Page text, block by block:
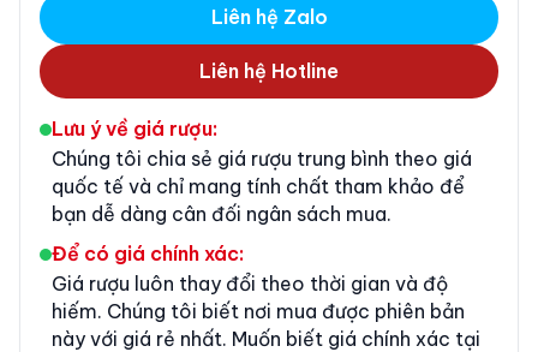
Liên hệ Zalo
Liên hệ Hotline
Lưu ý về giá rượu:
Chúng tôi chia sẻ giá rượu trung bình theo giá
quốc tế và chỉ mang tính chất tham khảo để
bạn dễ dàng cân đối ngân sách mua.
Để có giá chính xác:
Giá rượu luôn thay đổi theo thời gian và độ
hiếm. Chúng tôi biết nơi mua được phiên bản
này với giá rẻ nhất. Muốn biết giá chính xác tại